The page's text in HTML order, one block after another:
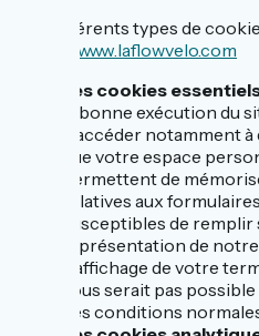
Les différents types de
https://www.laflowvelo.com
Les cookies
la bonne exécution du
d'accéder notamment
que votre espace
permettent de
relatives aux
susceptibles de
la présentation de
d’affichage de votre
vous serait pas
des conditions